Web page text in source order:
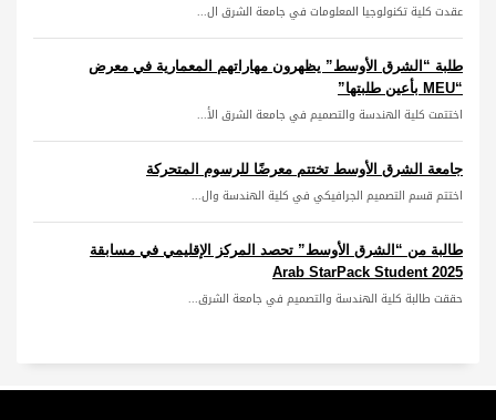
عقدت كلية تكنولوجيا المعلومات في جامعة الشرق ال...
طلبة “الشرق الأوسط” يظهرون مهاراتهم المعمارية في معرض
“MEU بأعين طلبتها”
اختتمت كلية الهندسة والتصميم في جامعة الشرق الأ...
جامعة الشرق الأوسط تختتم معرضًا للرسوم المتحركة
اختتم قسم التصميم الجرافيكي في كلية الهندسة وال...
طالبة من “الشرق الأوسط” تحصد المركز الإقليمي في مسابقة
Arab StarPack Student 2025
حققت طالبة كلية الهندسة والتصميم في جامعة الشرق...